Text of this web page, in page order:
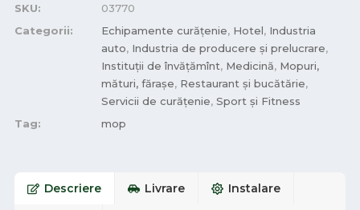
SKU:
03770
Categorii:
Echipamente curățenie, Hotel, Industria
auto, Industria de producere și prelucrare,
Instituții de învățămînt, Medicină, Mopuri,
mături, fărașe, Restaurant și bucătărie,
Servicii de curățenie, Sport și Fitness
Tag:
mop
Descriere Livrare Instalare